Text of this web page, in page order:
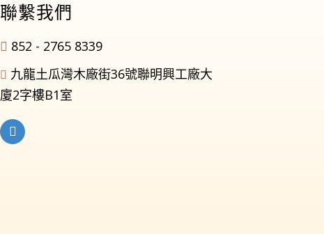
聯繫我們
852 - 2765 8339
九龍土瓜灣木廠街36號聯明興工廠大
廈2字樓B1室